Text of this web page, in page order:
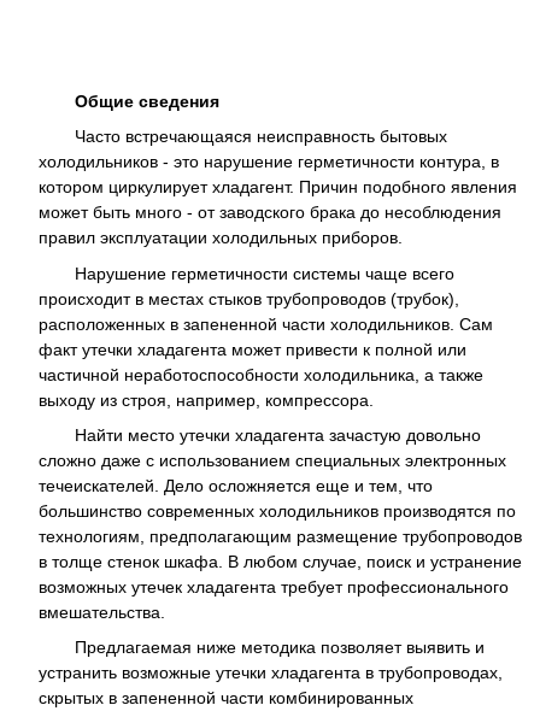
Общие сведения
Часто встречающаяся неисправность бытовых
холодильников - это нарушение герметичности контура, в
котором циркулирует хладагент. Причин подобного явления
может быть много - от заводского брака до несоблюдения
правил эксплуатации холодильных приборов.
Нарушение герметичности системы чаще всего
происходит в местах стыков трубопроводов (трубок),
расположенных в запененной части холодильников. Сам
факт утечки хладагента может привести к полной или
частичной неработоспособности холодильника, а также
выходу из строя, например, компрессора.
Найти место утечки хладагента зачастую довольно
сложно даже с использованием специальных электронных
течеискателей. Дело осложняется еще и тем, что
большинство современных холодильников производятся по
технологиям, предполагающим размещение трубопроводов
в толще стенок шкафа. В любом случае, поиск и устранение
возможных утечек хладагента требует профессионального
вмешательства.
Предлагаемая ниже методика позволяет выявить и
устранить возможные утечки хладагента в трубопроводах,
скрытых в запененной части комбинированных